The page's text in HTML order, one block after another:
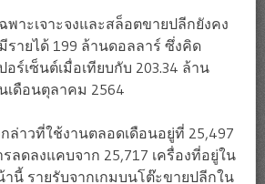
พาะเจาะจงและสล็อตขายปลีกยังคง
รายได้ 199 ล้านดอลลาร์ ซึ่งคิด
อร์เซ็นต์เมื่อเทียบกับ 203.34 ล้าน
เดือนตุลาคม 2564
ล่าวที่ใช้งานตลอดเดือนอยู่ที่ 25,497
ลดลงแคบจาก 25,717 เครื่องที่อยู่ใน
นี้ รายรับจากเกมบนโต๊ะขายปลีกใน